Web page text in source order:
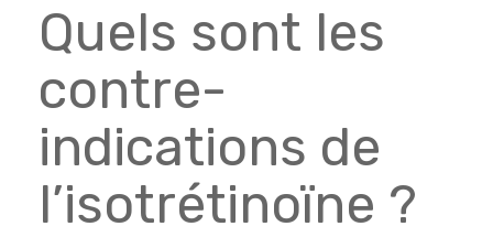
Quels sont les
contre-
indications de
l’isotrétinoïne ?